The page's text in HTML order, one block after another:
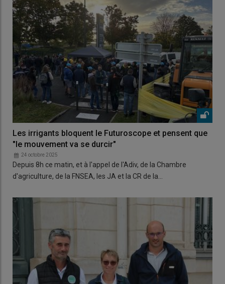
Les irrigants bloquent le Futuroscope et pensent que
"le mouvement va se durcir"
24 octobre 2025
Depuis 8h ce matin, et à l'appel de l'Adiv, de la Chambre
d'agriculture, de la FNSEA, les JA et la CR de la…